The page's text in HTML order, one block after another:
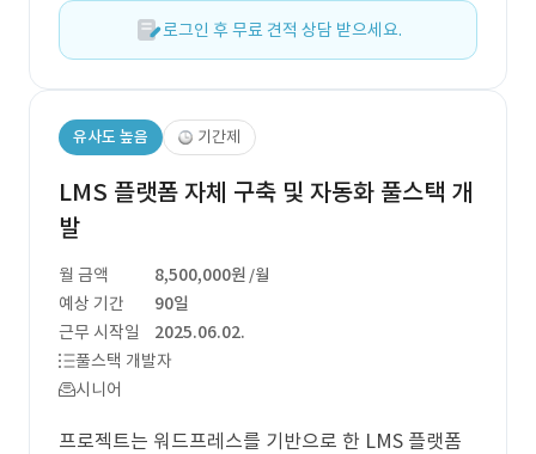
로그인 후 무료 견적 상담 받으세요.
유사도 높음 기간제
LMS 플랫폼 자체 구축 및 자동화 풀스택 개
발
월 금액 8,500,000원 /월
예상 기간
90일
근무 시작일
2025.06.02.
풀스택 개발자
시니어
프로젝트는 워드프레스를 기반으로 한 LMS 플랫폼